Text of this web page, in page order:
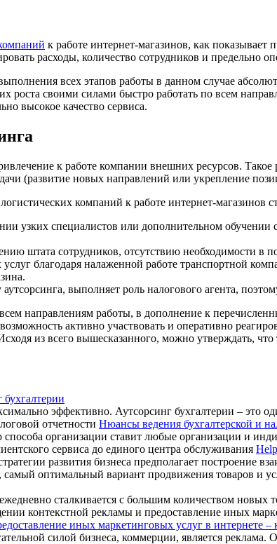
к работе интернет-магазинов, как
расходы, количество сотрудников и предельно
всех этапов работы в данном случае
роста своими силами быстро работать по всем
высокое качество сервиса.
к работе компании внешних ресурсов.
(развитие новых направлений или укрепление
компаний к работе интернет-магазинов
узких специалистов или дополнительном
штата сотрудников, отсутствию необходимости в
благодаря налаженной работе транспортной
выполняет роль налогового агента,
направлениям работы, в дополнение к
активно участвовать и оперативно
из всего вышесказанного, можно утверждать, что
бухгалтерии
эффективно. Аутсорсинг бухгалтерии – это
Нюансы ведения бухгалтерской и
способа организации ставит любые организации и
развития бизнеса предполагает построение
сталкивается с большим количеством новых
иных маркетинговых услуг в интернете
силой бизнеса, коммерции, является реклама.